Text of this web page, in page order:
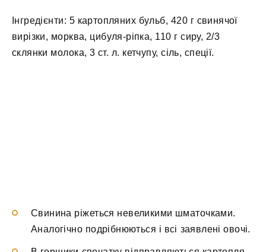
Інгредієнти: 5 картопляних бульб, 420 г свинячої
вирізки, морква, цибуля-ріпка, 110 г сиру, 2/3
склянки молока, 3 ст. л. кетчупу, сіль, спеції.
Свинина ріжеться невеликими шматочками.
Аналогічно подрібнюються і всі заявлені овочі.